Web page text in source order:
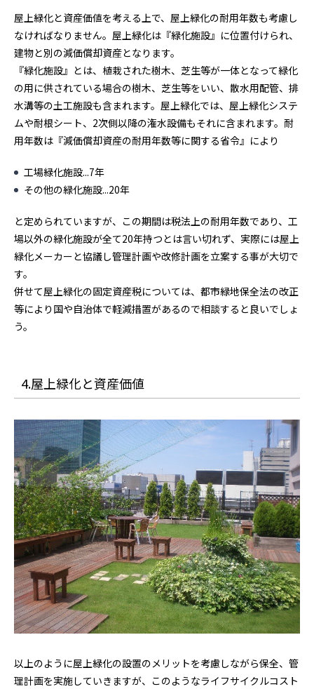
屋上緑化と資産価値を考える上で、屋上緑化の耐用年数も考慮し
なければなりません。屋上緑化は『緑化施設』に位置付けられ、
建物と別の減価償却資産となります。
『緑化施設』とは、植栽された樹木、芝生等が一体となって緑化
の用に供されている場合の樹木、芝生等をいい、散水用配管、排
水溝等の土工施設も含まれます。屋上緑化では、屋上緑化システ
ムや耐根シート、2次側以降の潅水設備もそれに含まれます。耐
用年数は『減価償却資産の耐用年数等に関する省令』により
工場緑化施設...7年
その他の緑化施設...20年
と定められていますが、この期間は税法上の耐用年数であり、工
場以外の緑化施設が全て20年持つとは言い切れず、実際には屋上
緑化メーカーと協議し管理計画や改修計画を立案する事が大切で
す。
併せて屋上緑化の固定資産税については、都市緑地保全法の改正
等により国や自治体で軽減措置があるので相談すると良いでしょ
う。
4.屋上緑化と資産価値
以上のように屋上緑化の設置のメリットを考慮しながら保全、管
理計画を実施していきますが、このようなライフサイクルコスト